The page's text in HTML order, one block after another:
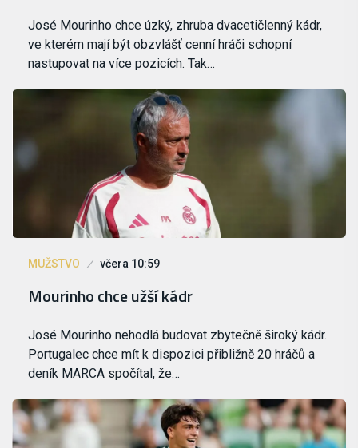
José Mourinho chce úzký, zhruba dvacetičlenný kádr,
ve kterém mají být obzvlášť cenní hráči schopní
nastupovat na více pozicích. Tak…
MUŽSTVO včera 10:59
Mourinho chce užší kádr
José Mourinho nehodlá budovat zbytečně široký kádr.
Portugalec chce mít k dispozici přibližně 20 hráčů a
deník MARCA spočítal, že…